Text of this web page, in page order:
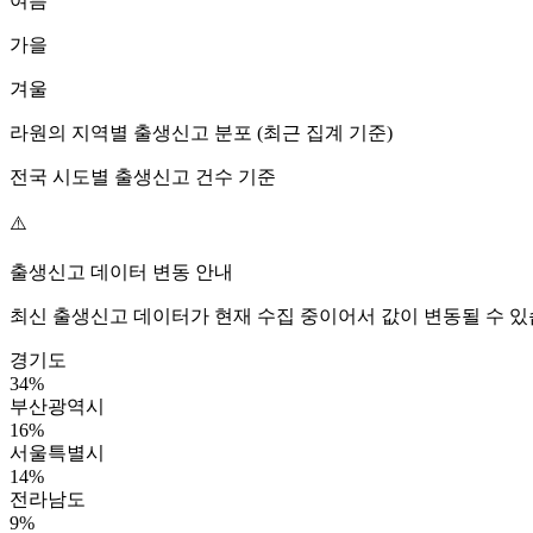
가을
겨울
라원 의 지역별 출생신고 분포 (최근 집계 기준)
전국 시도별 출생신고 건수 기준
⚠️
출생신고 데이터 변동 안내
최신 출생신고 데이터가 현재 수집 중이어서 값이 변동될 수 있
경기도
34%
부산광역시
16%
서울특별시
14%
전라남도
9%